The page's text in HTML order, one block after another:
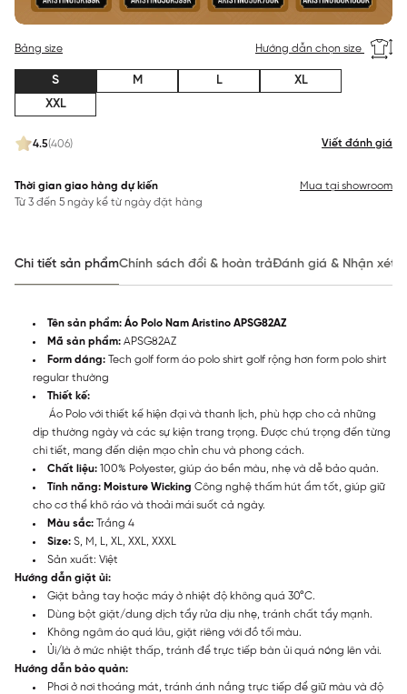
4.5(406) Viết đánh giá
Bảng size Hướng dẫn chọn size
S M L
XL
XXL
Thời gian giao hàng dự kiến
Từ 3 đến 5 ngày kể từ ngày đặt hàng
Mua tại showroom
Chi tiết sản phẩmChính sách đổi & hoàn trảĐánh giá & Nhận xét
Tên sản phẩm: Áo Polo Nam Aristino APSG82AZ
Mã sản phẩm: APSG82AZ
Form dáng: Tech golf form áo polo shirt golf rộng hơn form polo shirt
regular thường
Thiết kế:
Áo Polo với thiết kế hiện đại và thanh lịch, phù hợp cho cả những
dịp thường ngày và các sự kiện trang trọng. Được chú trọng đến từng
chi tiết, mang đến diện mạo chỉn chu và phong cách.
Chất liệu: 100% Polyester, giúp áo bền màu, nhẹ và dễ bảo quản.
Tính năng: Moisture Wicking Công nghệ thấm hút ẩm tốt, giúp giữ
cho cơ thể khô ráo và thoải mái suốt cả ngày.
Màu sắc: Trắng 4
Size: S, M, L, XL, XXL, XXXL
Sản xuất: Việt
Hướng dẫn giặt ủi:
Giặt bằng tay hoặc máy ở nhiệt độ không quá 30°C.
Dùng bột giặt/dung dịch tẩy rửa dịu nhẹ, tránh chất tẩy mạnh.
Không ngâm áo quá lâu, giặt riêng với đồ tối màu.
Ủi/là ở mức nhiệt thấp, tránh để trực tiếp bàn ủi quá nóng lên vải.
Hướng dẫn bảo quản:
Phơi ở nơi thoáng mát, tránh ánh nắng trực tiếp để giữ màu và độ